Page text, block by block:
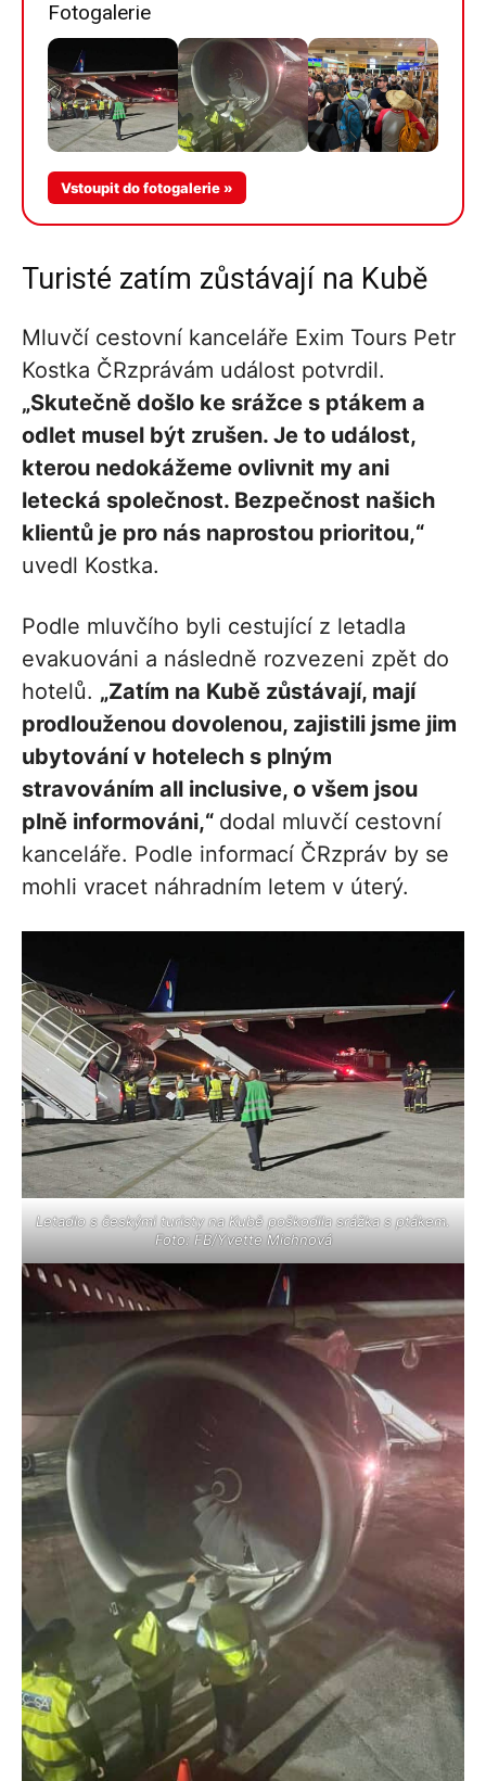
Fotogalerie
Vstoupit do fotogalerie »
Turisté zatím zůstávají na Kubě
Mluvčí cestovní kanceláře Exim Tours Petr
Kostka ČRzprávám událost potvrdil.
„Skutečně došlo ke srážce s ptákem a
odlet musel být zrušen. Je to událost,
kterou nedokážeme ovlivnit my ani
letecká společnost. Bezpečnost našich
klientů je pro nás naprostou prioritou,“
uvedl Kostka.
Podle mluvčího byli cestující z letadla
evakuováni a následně rozvezeni zpět do
hotelů. „Zatím na Kubě zůstávají, mají
prodlouženou dovolenou, zajistili jsme jim
ubytování v hotelech s plným
stravováním all inclusive, o všem jsou
plně informováni,“ dodal mluvčí cestovní
kanceláře. Podle informací ČRzpráv by se
mohli vracet náhradním letem v úterý.
Letadlo s českými turisty na Kubě poškodila srážka s ptákem.
Foto: FB/Yvette Michnová